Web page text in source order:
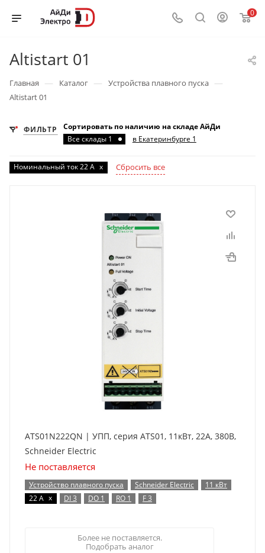
0
Altistart 01
Главная — Каталог — Устройства плавного пуска —
Altistart 01
ФИЛЬТР
Сортировать по наличию на складе АйДи
Все склады 1
в Екатеринбурге 1
Номинальный ток 22 А x Сбросить все
ATS01N222QN | УПП, серия ATS01, 11кВт, 22А, 380В,
Schneider Electric
Не поставляется
Устройство плавного пуска Schneider Electric
11 кВт
22 А x DI 3 DO 1 RO 1 F 3
Более не поставляется.
Подобрать аналог